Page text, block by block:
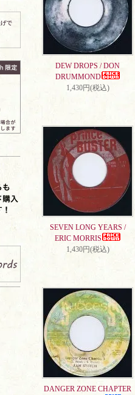
DEW DROPS / DON
DRUMMOND
1,430円(税込)
SEVEN LONG YEARS /
ERIC MORRIS
1,430円(税込)
DANGER ZONE CHAPTER